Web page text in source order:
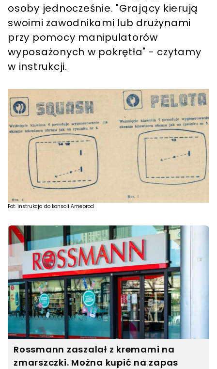
osoby jednocześnie. "Grający kierują
swoimi zawodnikami lub drużynami
przy pomocy manipulatorów
wyposażonych w pokrętła" - czytamy
w instrukcji.
Fot. instrukcja do konsoli Ameprod
Rossmann zaszalał z kremami na
zmarszczki. Można kupić na zapas